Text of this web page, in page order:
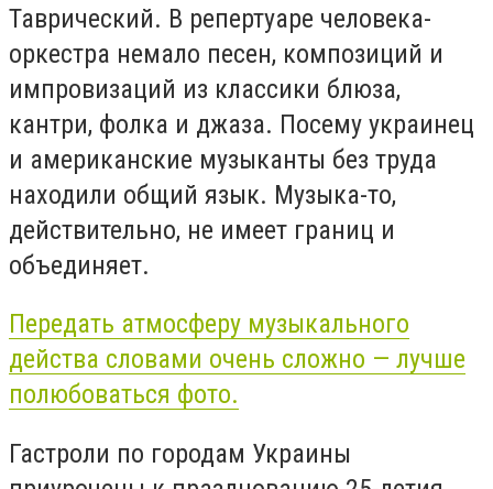
Таврический. В репертуаре человека-
оркестра немало песен, композиций и
импровизаций из классики блюза,
кантри, фолка и джаза. Посему украинец
и американские музыканты без труда
находили общий язык. Музыка-то,
действительно, не имеет границ и
объединяет.
Передать атмосферу музыкального
действа словами очень сложно — лучше
полюбоваться фото.
Гастроли по городам Украины